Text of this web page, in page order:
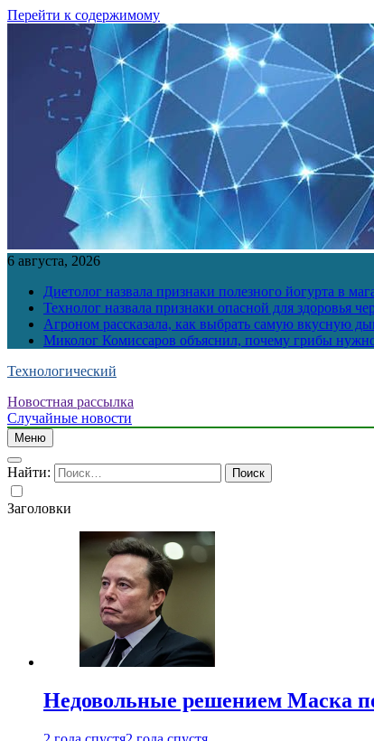
Перейти к содержимому
6 августа, 2026
Диетолог назвала признаки полезного йогурта в
Технолог назвала признаки опасной для здоровья
Агроном рассказала, как выбрать самую вкусную
Миколог Комиссаров объяснил, почему грибы
Технологический
Новостная рассылка
Случайные новости
Меню
Найти:
Заголовки
Недовольные решением Маска